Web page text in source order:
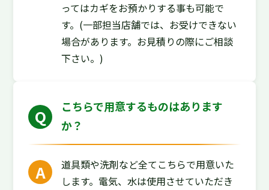
ってはカギをお預かりする事も可能で
す。(一部担当店舗では、お受けできない
場合があります。お見積りの際にご相談
下さい。)
こちらで用意するものはあります
か？
道具類や洗剤など全てこちらで用意いた
します。電気、水は使用させていただき